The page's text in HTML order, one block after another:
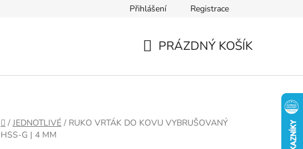
Přihlášení Registrace
PRÁZDNÝ KOŠÍK
DOMŮ
/ JEDNOTLIVÉ / RUKO VRTÁK DO KOVU VYBRUŠOVANÝ
HSS-G | 4 MM